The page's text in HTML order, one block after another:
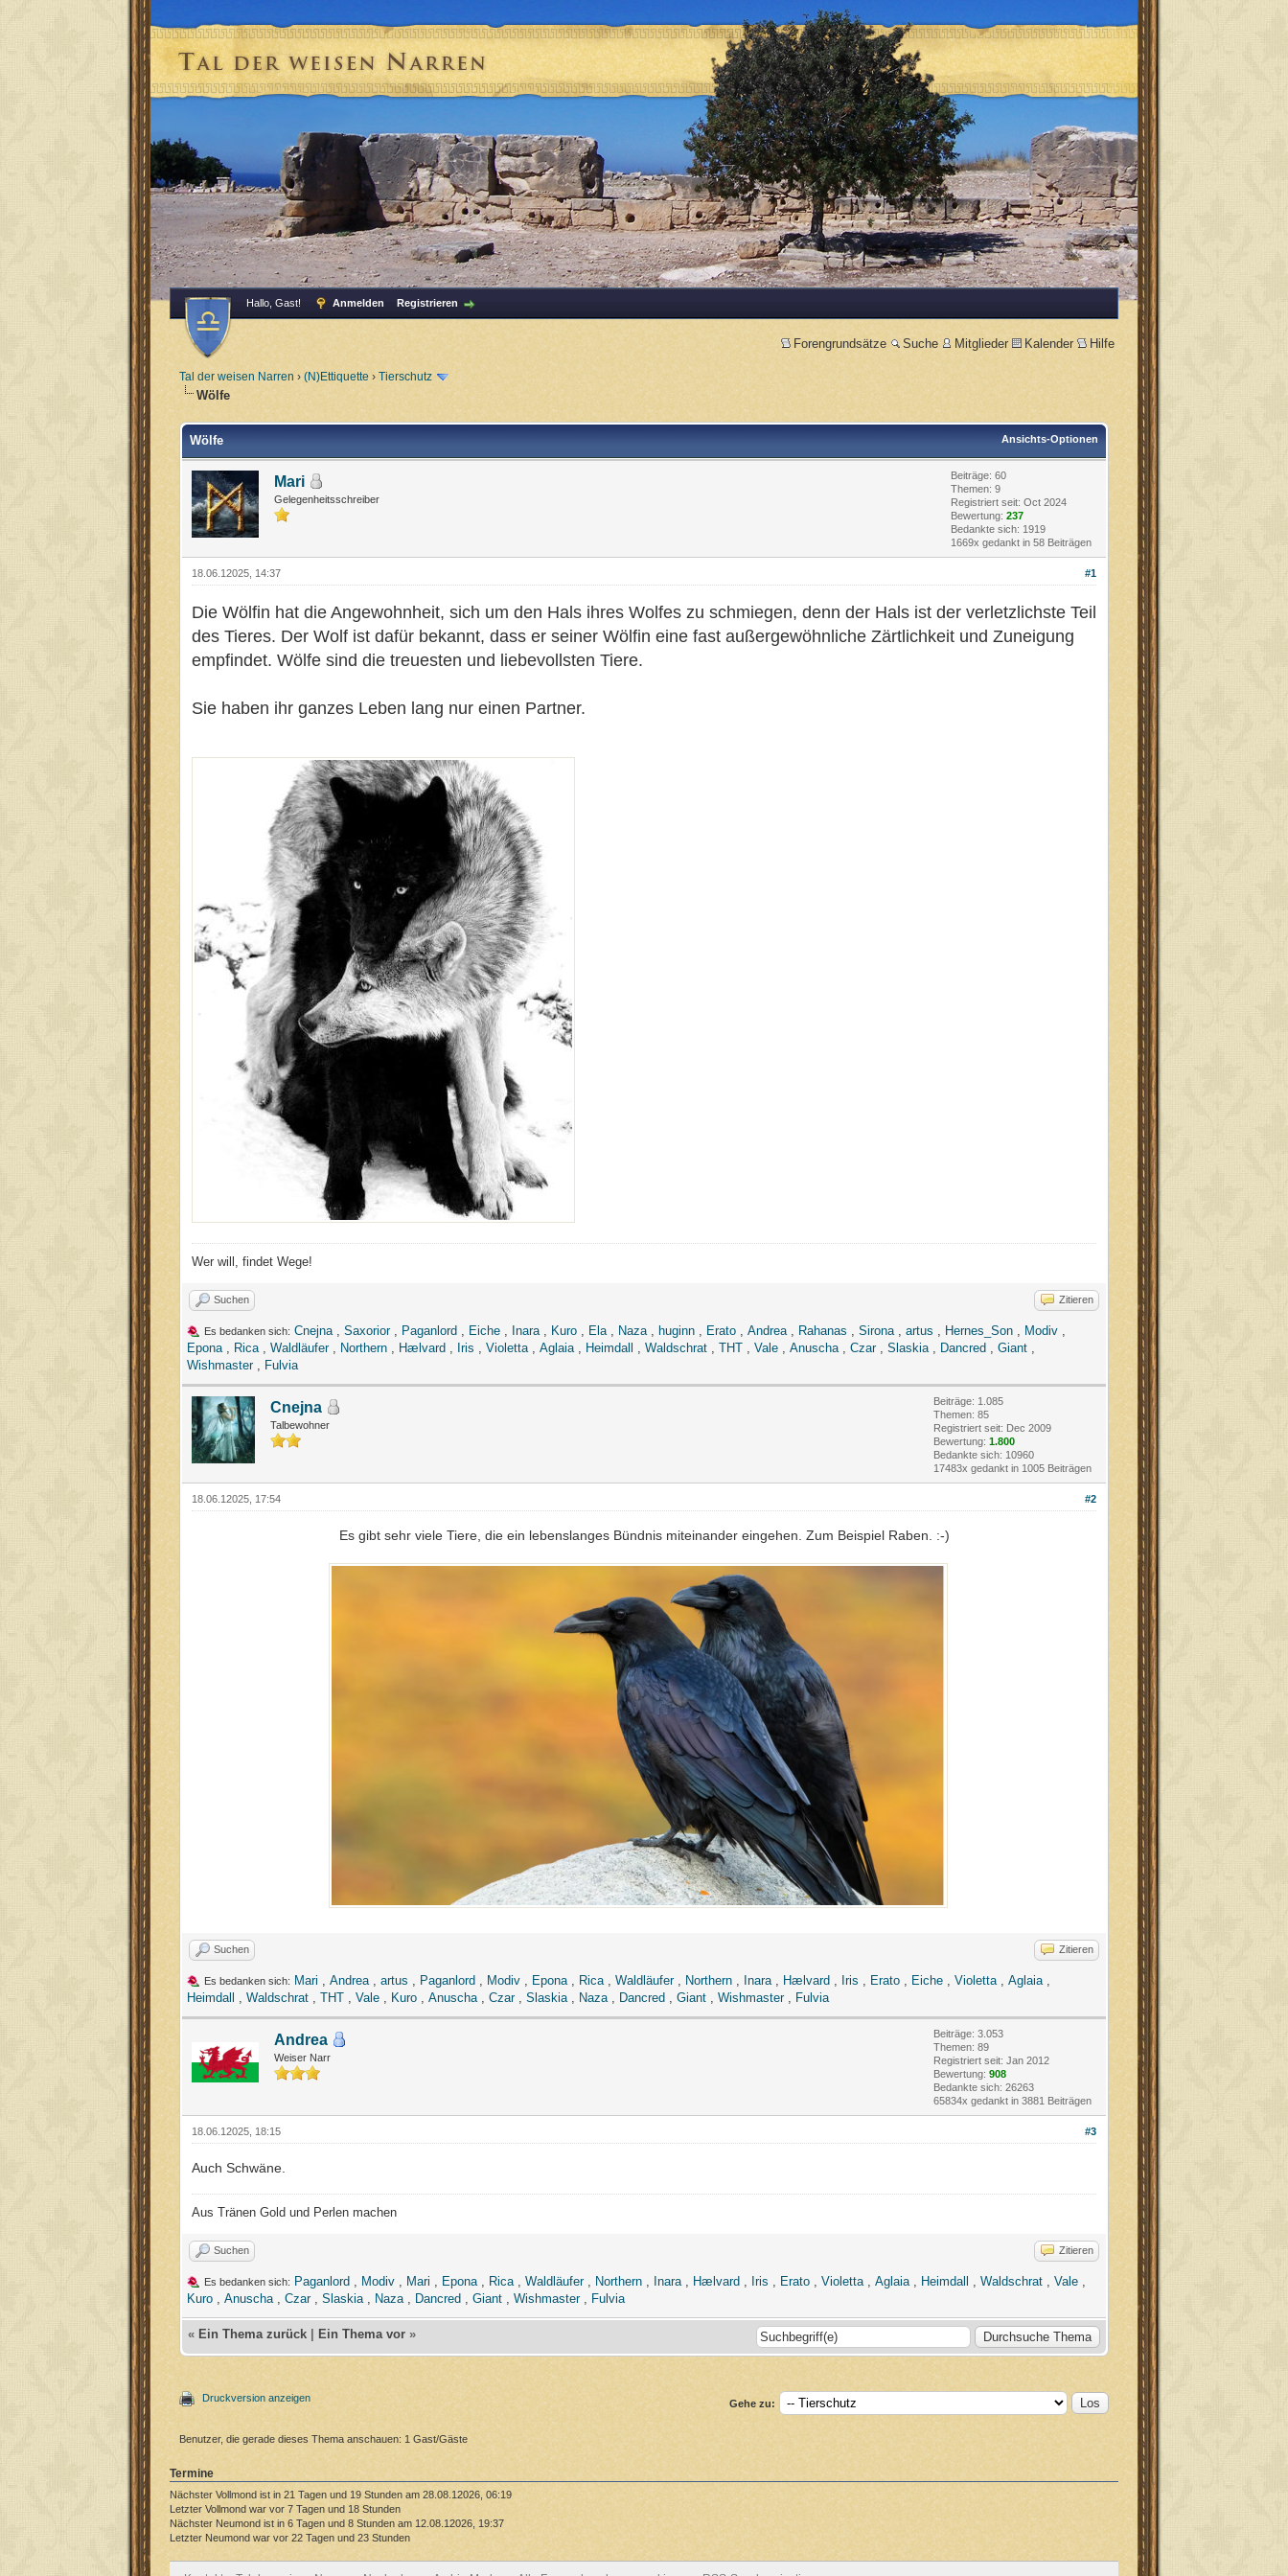
Hallo, Gast! Anmelden Registrieren
Forengrundsätze Suche Mitglieder Kalender Hilfe
Tal der weisen Narren › (N)Ettiquette › Tierschutz
Wölfe
Ansichts-Optionen
Wölfe
Mari
Gelegenheitsschreiber
Beiträge: 60
Themen: 9
Registriert seit: Oct 2024
Bewertung: 237
Bedankte sich: 1919
1669x gedankt in 58 Beiträgen
#1
18.06.12025, 14:37
Die Wölfin hat die Angewohnheit, sich um den Hals ihres Wolfes zu schmiegen, denn der Hals ist der verletzlichste Teil
des Tieres. Der Wolf ist dafür bekannt, dass er seiner Wölfin eine fast außergewöhnliche Zärtlichkeit und Zuneigung
empfindet. Wölfe sind die treuesten und liebevollsten Tiere.
Sie haben ihr ganzes Leben lang nur einen Partner.
Wer will, findet Wege!
Suchen Zitieren
Es bedanken sich: Cnejna Saxorior, Paganlord Eiche Inara Kuro Ela Naza huginn Erato Andrea Rahanas Sirona artus Hernes_Son Modiv
Epona
Rica Waldläufer, Northern Hælvard Iris Violetta Aglaia Heimdall Waldschrat THT Vale Anuscha Czar, Slaskia Dancred Giant
Wishmaster, Fulvia
Cnejna
Talbewohner
Beiträge: 1.085
Themen: 85
Registriert seit: Dec 2009
Bewertung: 1.800
Bedankte sich: 10960
17483x gedankt in 1005 Beiträgen
#2
18.06.12025, 17:54
Es gibt sehr viele Tiere, die ein lebenslanges Bündnis miteinander eingehen. Zum Beispiel Raben. :-)
Suchen Zitieren
Es bedanken sich: Mari Andrea artus Paganlord Modiv Epona Rica Waldläufer, Northern Inara Hælvard Iris Erato Eiche Violetta Aglaia
Heimdall
Waldschrat THT Vale Kuro Anuscha Czar, Slaskia Naza Dancred Giant Wishmaster, Fulvia
Andrea
Weiser Narr
Beiträge: 3.053
Themen: 89
Registriert seit: Jan 2012
Bewertung: 908
Bedankte sich: 26263
65834x gedankt in 3881 Beiträgen
#3
18.06.12025, 18:15
Auch Schwäne.
Aus Tränen Gold und Perlen machen
Suchen Zitieren
Es bedanken sich: Paganlord Modiv Mari Epona Rica Waldläufer, Northern Inara Hælvard Iris Erato Violetta Aglaia Heimdall Waldschrat Vale
Kuro
Anuscha Czar, Slaskia Naza Dancred Giant Wishmaster, Fulvia
« Ein Thema zurück Ein Thema vor »
Druckversion anzeigen Gehe zu:
Benutzer, die gerade dieses Thema anschauen: 1 Gast/Gäste
Termine
Nächster Vollmond ist in 21 Tagen und 19 Stunden am 28.08.12026, 06:19
Letzter Vollmond war vor 7 Tagen und 18 Stunden
Nächster Neumond ist in 6 Tagen und 8 Stunden am 12.08.12026, 19:37
Letzter Neumond war vor 22 Tagen und 23 Stunden